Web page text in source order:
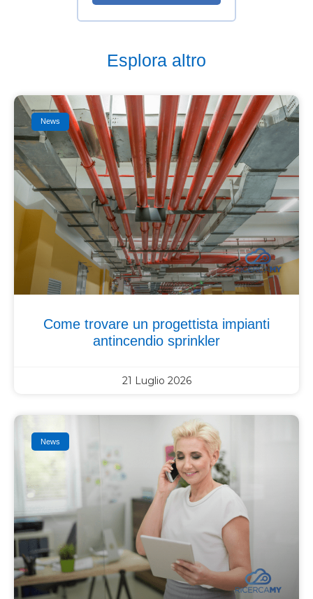
Esplora altro
News
Come trovare un progettista impianti
antincendio sprinkler
21 Luglio 2026
News